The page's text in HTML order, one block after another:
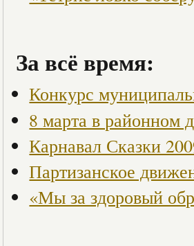
За всё время:
Конкурс
8 марта в районном
Карнавал Сказки
Партизанское
«Мы за здоровый